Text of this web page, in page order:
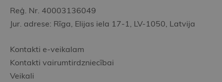
Reģ. Nr. 40003136049
Jur. adrese: Rīga, Elijas iela 17-1, LV-1050, Latvija
Kontakti e-veikalam
Kontakti vairumtirdzniecībai
Veikali